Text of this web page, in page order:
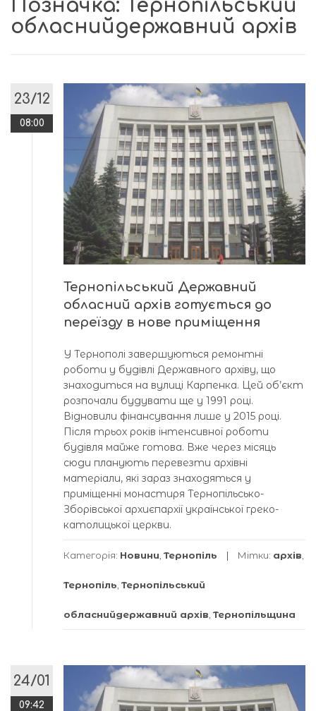
Позначка: Тернопільський
обласнийдержавний архів
23/12
08:00
Тернопільський Державний
обласний архів готується до
переїзду в нове приміщення
У Тернополі завершуються ремонтні
роботи у будівлі Державного архіву, що
знаходиться на вулиці Карпенка. Цей об’єкт
розпочали будувати ще у 1991 році.
Відновили фінансування лише у 2015 році.
Після трьох років інтенсивної роботи
будівля майже готова. Вже через місяць
сюди планують перевезти архівні
матеріали, які зараз знаходяться у
приміщенні монастиря Тернопільсько-
Зборівської архиєпархії української греко-
католицької церкви.
Категорія: Новини Тернопіль Мітки: архів
Тернопіль Тернопільський
обласнийдержавний архів Тернопільщина
24/01
09:42